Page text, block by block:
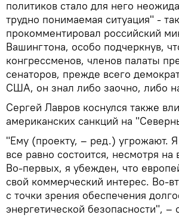
политиков стало для него
трудно понимаемая ситуация" - так
прокомментировал российский
Вашингтона, особо подчеркнув,
конгрессменов, членов палаты
сенаторов, прежде всего
США, он знал либо заочно, либо
Сергей Лавров коснулся также
американских санкций на
"Ему (проекту, – ред.) угрожают. Я
все равно состоится, несмотря на
Во-первых, я убежден, что
свой коммерческий интерес. Во-
с точки зрения обеспечения
энергетической безопасности", –